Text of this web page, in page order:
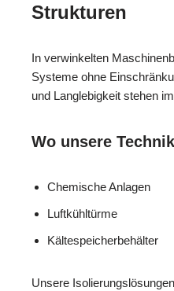
Strukturen
In verwinkelten
Systeme ohne
und Langlebigkeit stehen
Wo unsere
Chemische Anlagen
Luftkühltürme
Kältespeicherbehälter
Unsere